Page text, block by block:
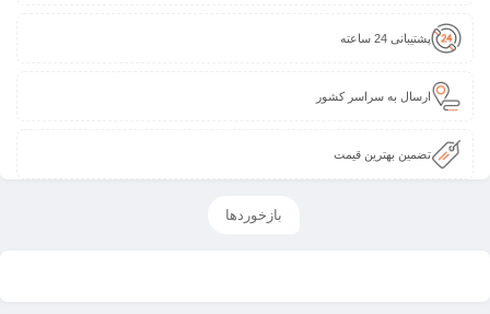
پشتیبانی 24 ساعته
ارسال به سراسر کشور
تضمین بهترین قیمت
بازخوردها